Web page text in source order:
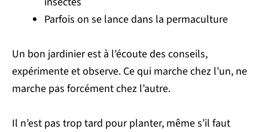
Parfois on se lance dans la permaculture
Un bon jardinier est à l’écoute des conseils,
expérimente et observe. Ce qui marche chez l’un, ne
marche pas forcément chez l’autre.
Il n’est pas trop tard pour planter, même s’il faut